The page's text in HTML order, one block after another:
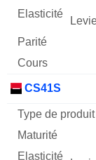
CS41S